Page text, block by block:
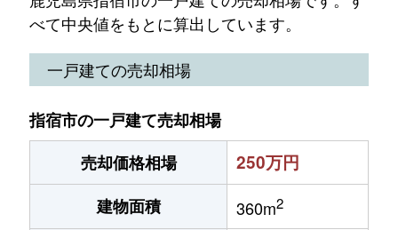
べて中央値をもとに算出しています。
一戸建ての売却相場
指宿市の一戸建て売却相場
売却価格相場
250万円
建物面積 360m2